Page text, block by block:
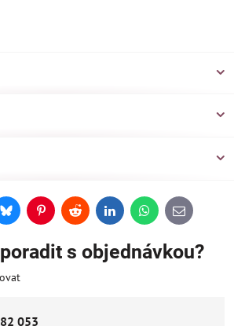
BlueskyPinterestReddit LinkedInWhatsApp
E-
mail
s objednávkou?
053